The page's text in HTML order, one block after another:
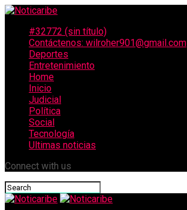
#32772 (sin título)
Contáctenos: wilroher901@gmail.com
Deportes
Entretenimiento
Home
Inicio
Judicial
Política
Social
Tecnología
Ultimas noticias
Connect with us